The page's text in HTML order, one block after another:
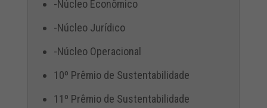
-Núcleo Econômico
-Núcleo Jurídico
-Núcleo Operacional
10º Prêmio de Sustentabilidade
11º Prêmio de Sustentabilidade